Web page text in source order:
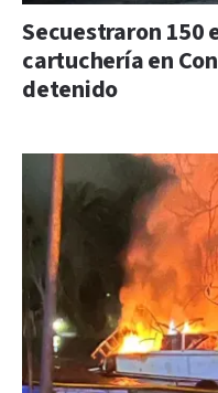
Secuestraron 150
cartuchería en
detenido